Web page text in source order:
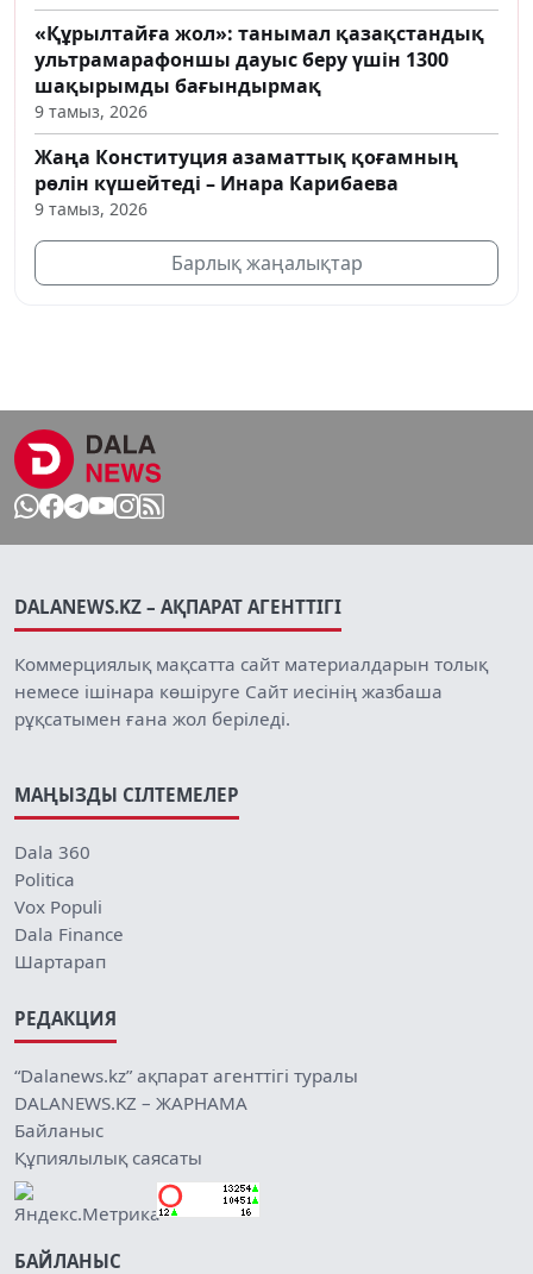
«Құрылтайға жол»: танымал қазақстандық
ультрамарафоншы дауыс беру үшін 1300
шақырымды бағындырмақ
9 тамыз, 2026
Жаңа Конституция азаматтық қоғамның
рөлін күшейтеді – Инара Карибаева
9 тамыз, 2026
Барлық жаңалықтар
DALANEWS.KZ – АҚПАРАТ АГЕНТТІГІ
Коммерциялық мақсатта сайт материалдарын толық
немесе ішінара көшіруге Сайт иесінің жазбаша
рұқсатымен ғана жол беріледі.
МАҢЫЗДЫ СІЛТЕМЕЛЕР
Dala 360
Politica
Vox Populi
Dala Finance
Шартарап
РЕДАКЦИЯ
“Dalanews.kz” ақпарат агенттігі туралы
DALANEWS.KZ – ЖАРНАМА
Байланыс
Құпиялылық саясаты
БАЙЛАНЫС